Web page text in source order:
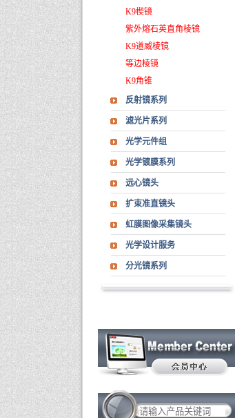
K9楔镜
紫外熔石英直角棱镜
K9道威棱镜
等边棱镜
K9角锥
反射镜系列
滤光片系列
光学元件组
光学镀膜系列
远心镜头
扩束准直镜头
虹膜图像采集镜头
光学设计服务
分光镜系列